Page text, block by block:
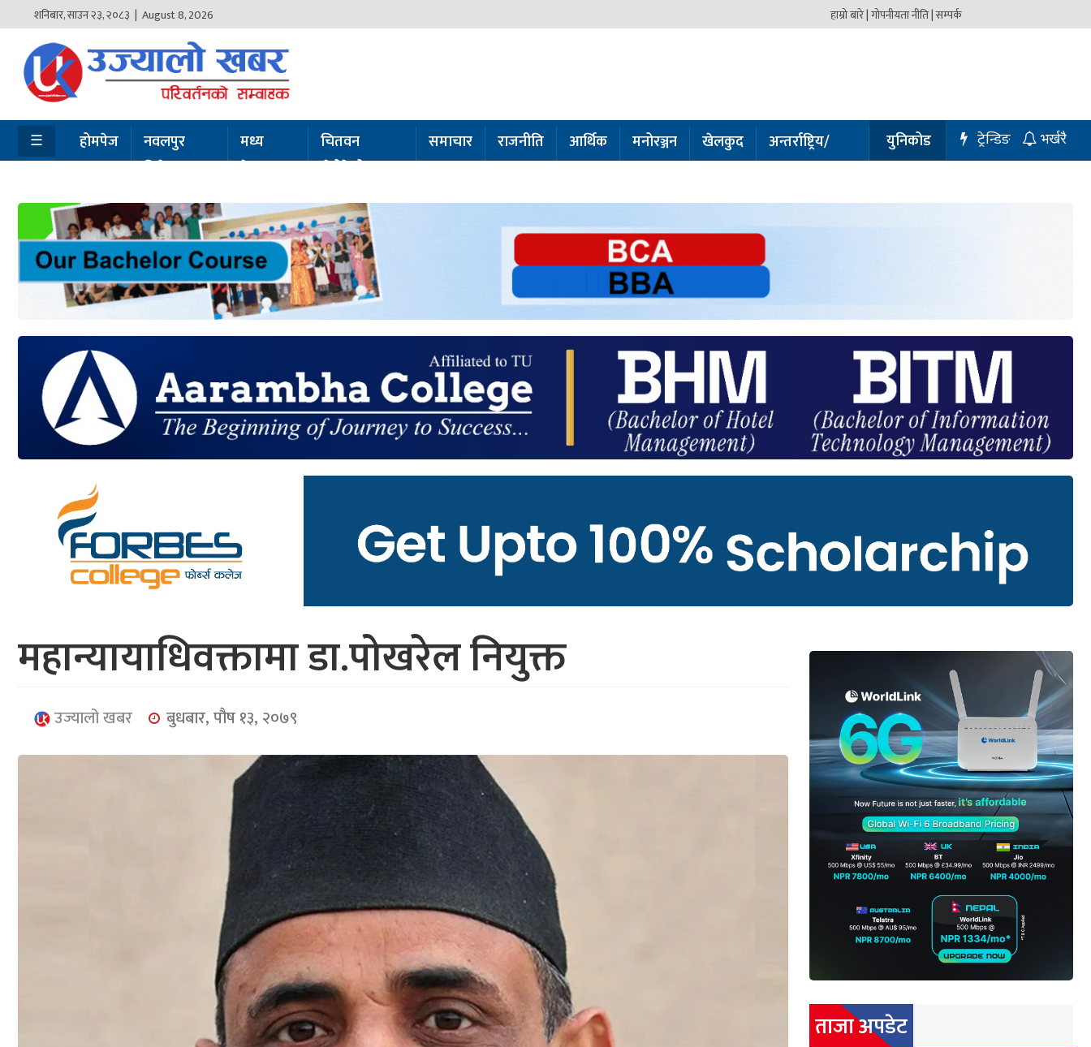
हाम्रो बारे |गोपनीयता नीति |सम्पर्क
शनिबार,साउन२३,२०८३ | August 8, 2026
होमपेज
नवलपुर
विशेष
चितवन
सेरोफेरो
राजनीति
आर्थिक
मनोरञ्जन
युनिकोड
☰ होमपेज
नवलपुर
विशेष
मध्य
नेपाल
चितवन
सेरोफेरो
समाचार राजनीति आर्थिक मनोरञ्जन खेलकुद
अन्तर्राष्ट्रिय/
प्रबास
युनिकोड भर्खरै
ट्रेन्डिङ
महान्यायाधिवक्तामा डा.पोखरेल नियुक्त
उज्यालो खबर बुधबार, पौष १३, २०७९
ताजा अपडेट